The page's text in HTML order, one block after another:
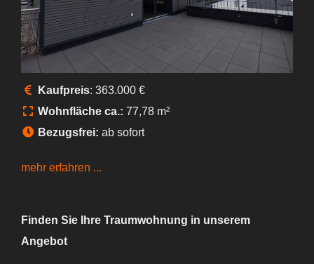
Kaufpreis: 363.000 €
Wohnfläche ca.: 77,78 m²
Bezugsfrei: ab sofort
mehr erfahren ...
Finden Sie Ihre Traumwohnung in unserem
Angebot